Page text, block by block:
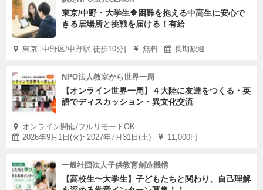
東京/中野・大学生🔶困難を抱える中高生に安心で
きる居場所と挑戦を届ける！有給
東京 [中野区/中野駅 徒歩10分] 無料 長期歓迎
NPO法人教室から世界一周
【オンライン世界一周】４大陸に友達をつくる・英
語でディスカッション・異文化交流
オンライン開催/フルリモートOK
2026年9月1日(火)~2027年7月31日(土)
11,000円
一般社団法人子供教育創造機構
【高校生〜大学生】子どもたちと関わり、自己理解